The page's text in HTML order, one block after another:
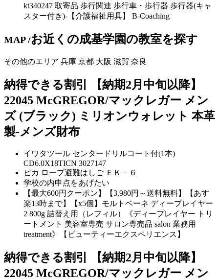
kt340247 取寄品 歩行関連 歩行車・歩行器 歩行器(キャ
スター付き)-【介護福祉用具】
B-Coaching
MAP /お近くの成基学園の教室を探す
その他のエリア 兵庫 京都 大阪 滋賀 奈良
納得できる割引 【納期2月中旬以降】
22045 McGREGOR/マックレガー メン
ズ (ブラック) ミリオンウォレット 本革
製-メンズ財布
イワタツール センタードリルコート付(1本)
CD6.0X18TICN 3027147
ピカ ロープ避難はしご ＥＫ－６
学校の内申点をあげたい
【最大600円クーポン】【3,980円～送料無料】【あす
楽13時まで】【x5個】モルトベーネ ディープレイヤー
2 800g 詰替え用（レフィル）《ディープレイヤー トリ
ートメント 美容室専売 サロン専売品 salon 業務用
treatment》【ビューティーエクスペリエンス】
納得できる割引 【納期2月中旬以降】
22045 McGREGOR/マックレガー メン